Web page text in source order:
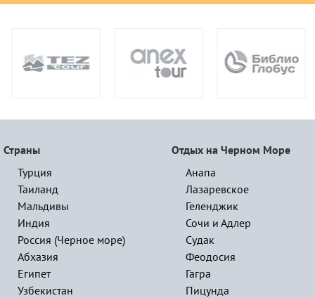
Страны
Турция
Таиланд
Мальдивы
Индия
Россия (Черное море)
Абхазия
Египет
Узбекистан
Отдых на Черном Море
Анапа
Лазаревское
Геленджик
Сочи и Адлер
Судак
Феодосия
Гагра
Пицунда